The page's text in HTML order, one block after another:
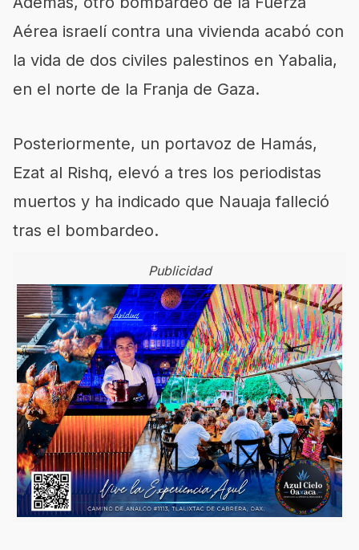
Aérea israelí contra una vivienda acabó con
la vida de dos civiles palestinos en Yabalia,
en el norte de la Franja de Gaza.
Posteriormente, un portavoz de Hamás,
Ezat al Rishq, elevó a tres los periodistas
muertos y ha indicado que Nauaja falleció
tras el bombardeo.
Publicidad